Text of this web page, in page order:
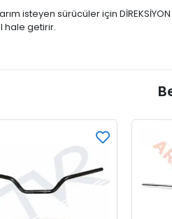
isteyen sürücüler için
hale getirir.